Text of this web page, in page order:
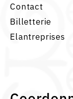
Contact
Billetterie
Elantreprises